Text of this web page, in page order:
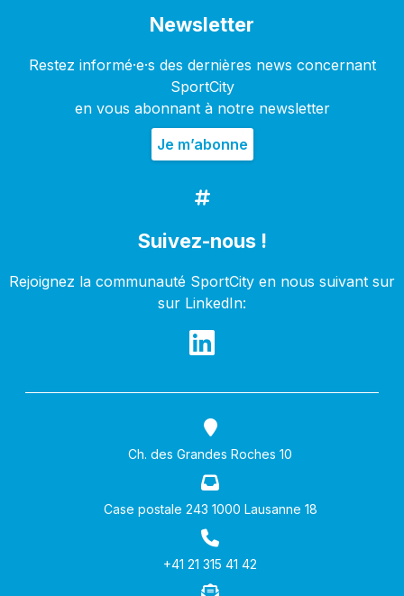
Newsletter
Restez informé·e·s des dernières news concernant
SportCity
en vous abonnant à notre newsletter
Suivez-nous !
Rejoignez la communauté SportCity en nous suivant sur
sur LinkedIn:
Ch. des Grandes Roches 10
Case postale 243 1000 Lausanne 18
+41 21 315 41 42